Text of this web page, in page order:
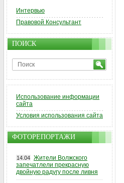
Интервью
Правовой Консультант
ПОИСК
Использование информации
сайта
Условия использования сайта
ФОТОРЕПОРТАЖИ
14.04 Жители Волжского
запечатлели прекрасную
двойную радугу после ливня